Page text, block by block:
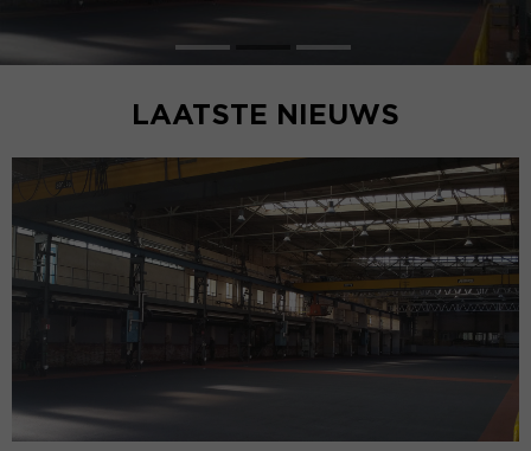
LAATSTE NIEUWS